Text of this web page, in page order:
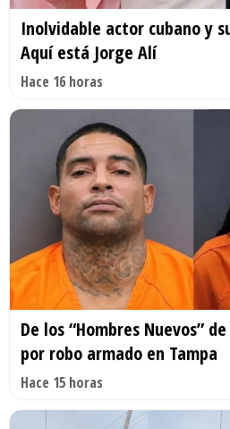
Inolvidable actor cubano y
Aquí está Jorge Alí
Hace 16 horas
De los “Hombres Nuevos”
por robo armado en Tampa
Hace 15 horas